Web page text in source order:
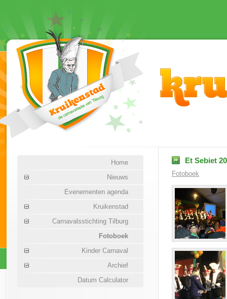
Home
Nieuws
Evenementen agenda
Kruikenstad
Carnavalsstichting Tilburg
Fotoboek
Kinder Carnaval
Archief
Datum Calculator
Et Sebiet
Fotoboek